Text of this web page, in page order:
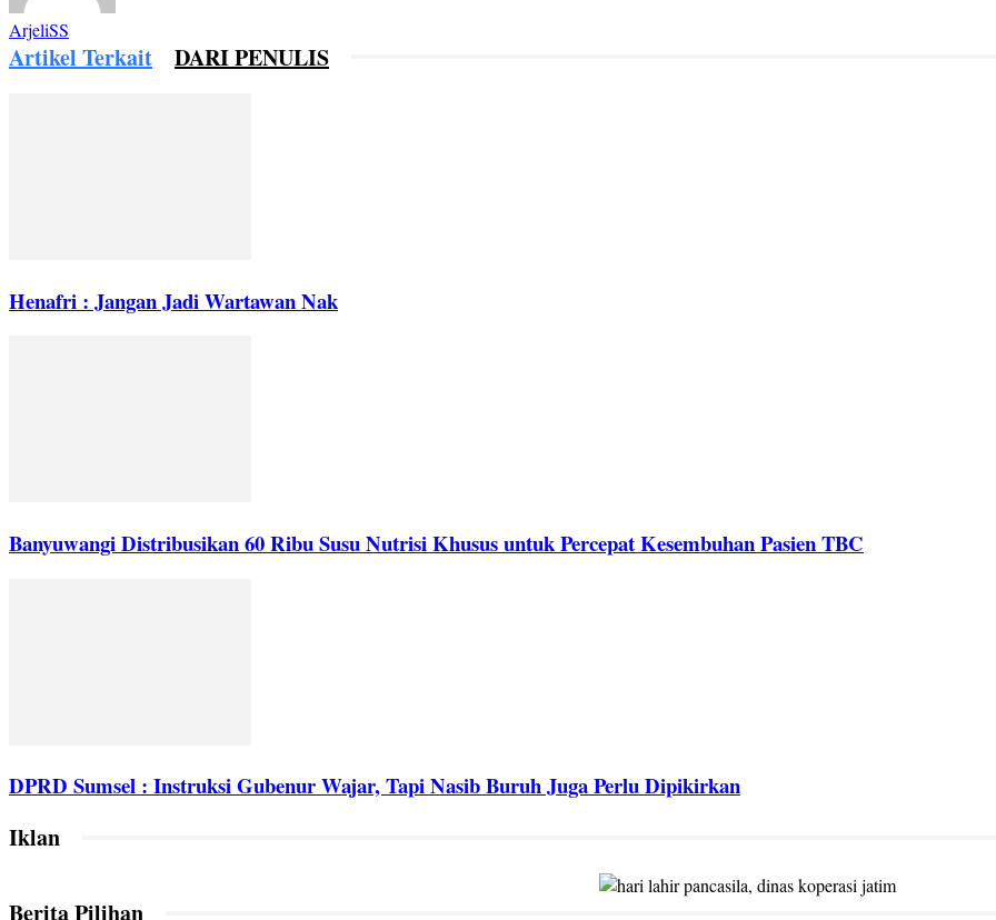
ArjeliSS
Artikel Terkait DARI PENULIS
Henafri : Jangan Jadi Wartawan Nak
Banyuwangi Distribusikan 60 Ribu Susu Nutrisi Khusus untuk Percepat Kesembuhan Pasien TBC
DPRD Sumsel : Instruksi Gubenur Wajar, Tapi Nasib Buruh Juga Perlu Dipikirkan
Iklan
Berita Pilihan